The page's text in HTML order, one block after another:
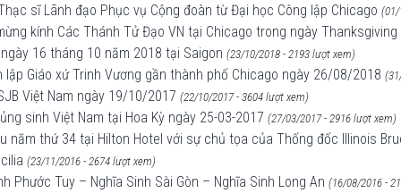
sĩ Lãnh đạo Phục vụ Cộng đoàn từ Đại học Công lập Chicago (01/
kính Các Thánh Tử Đạo VN tại Chicago trong ngày
16 tháng 10 năm 2018 tại Saigon (23/10/2018 - 2193 lượt xem)
Giáo xứ Trinh Vương gần thành phố Chicago ngày 26/08/2018
Việt Nam ngày 19/10/2017 (22/10/2017 - 3604 lượt xem)
sinh Việt Nam tại Hoa Kỳ ngày 25-03-2017 (27/03/2017 - 2916 lượt xem)
năm thứ 34 tại Hilton Hotel với sự chủ tọa của Thống đốc Illinois
(23/11/2016 - 2674 lượt xem)
Phước Tuy – Nghĩa Sinh Sài Gòn – Nghĩa Sinh Long An (16/08/2016 -